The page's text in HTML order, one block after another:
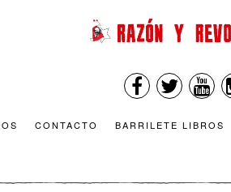
CONTACTO BARRILETE LIBROS